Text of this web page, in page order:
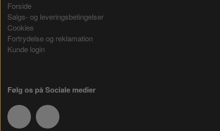
Forside
Salgs- og leveringsbetingelser
Cookies
Fortrydelse og reklamation
Kunde login
Følg os på Sociale medier